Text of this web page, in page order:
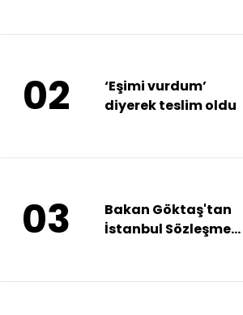
02
‘Eşimi vurdum’
diyerek teslim oldu
03
Bakan Göktaş'tan
İstanbul Sözleşmesi